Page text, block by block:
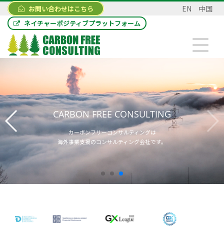
お問い合わせはこちら EN 中国
ネイチャーポジティブプラットフォーム
CARBON FREE CONSULTING
カーボンフリーコンサルティングは
海外事業支援のコンサルティング会社です。